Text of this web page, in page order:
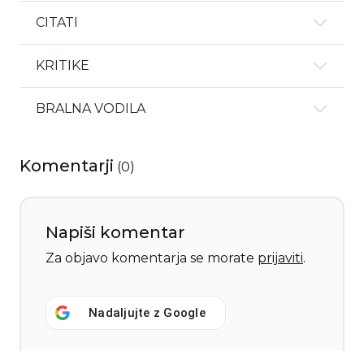
CITATI
KRITIKE
BRALNA VODILA
Komentarji (0)
Napiši komentar
Za objavo komentarja se morate prijaviti.
Nadaljujte z Google